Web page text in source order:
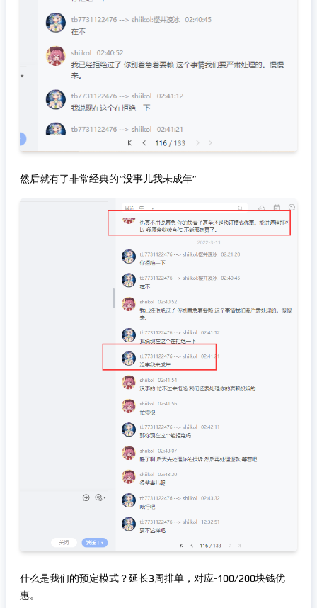
然后就有了非常经典的“没事儿我未成年”
什么是我们的预定模式？延长3周排单，对应-100/200块钱优
惠。